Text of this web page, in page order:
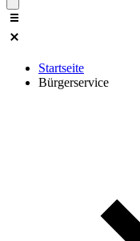
Startseite
Bürgerservice